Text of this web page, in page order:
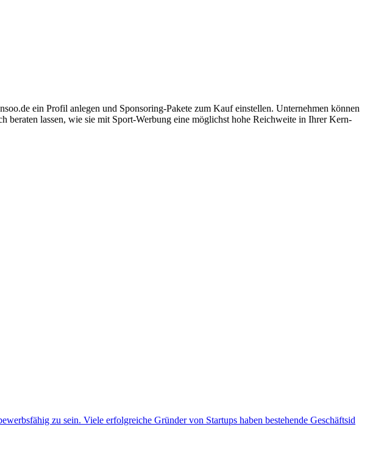
ein Profil anlegen und Sponsoring-Pakete zum Kauf einstellen. Unternehmen können
beraten lassen, wie sie mit Sport-Werbung eine möglichst hohe Reichweite in Ihrer Kern-
zu sein. Viele erfolgreiche Gründer von Startups haben bestehende Geschäftsid